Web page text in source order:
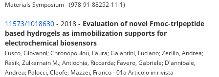
Materials Symposium - (978-91-88252-11-1)
11573/1018630 - 2018 - Evaluation of novel Fmoc-tripeptide
based hydrogels as immobilization supports for
electrochemical biosensors
Fusco, Giovanni; Chronopoulou, Laura; Galantini, Luciano; Zerillo, Andrea;
Rasik, Zulkarnain M.; Antiochia, Riccarda; Favero, Gabriele; D'annibale,
Andrea; Palocci, Cleofe; Mazzei, Franco - 01a Articolo in rivista